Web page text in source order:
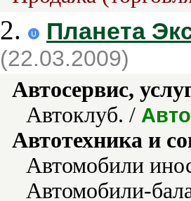
2. Планета
(22.03.2009)
Автосервис,
Автоклуб. /
Автотехника и
Автомобили
Автомобили-